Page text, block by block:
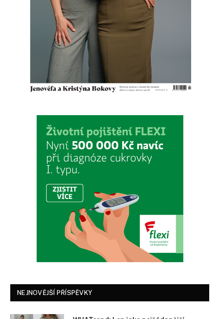
NEJNOVĚJŠÍ PŘÍSPĚVKY